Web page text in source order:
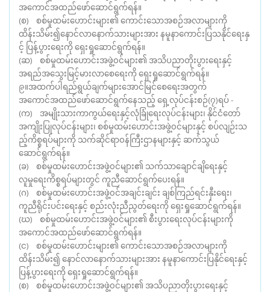
အကောင်အထည်ဖော်ဆောင်ရွက်ရန်။
(စ) စစ်မှုထမ်းဟောင်းများ၏ ကောင်းသောအစဉ်အလာများကို
ထိန်းသိမ်း၍နောင်လာနောက်သားများအား နမူနာကောင်းပြသနိုင်ရေးနှ
င့် ပြန့်ပွားရေးကို ရှေးရှုဆောင်ရွက်ရန်။
(ဆ) စစ်မှုထမ်းဟောင်းအဖွဲ့၀င်များ၏ အသိပညာတိုးပွားရေးနှင့်
အရည်အသွေးမြင့်မားလာစေရေးကို ရှေးရှုဆောင်ရွက်ရန်။
၉။အထက်ပါရည်ရွယ်ချက်များအောင်မြင်စေရေးအတွက်
အကောင်အထည်ဖော်ဆောင်ရွက်နေသည့် ရှေ့လုပ်ငန်းစဉ်(၇)ရပ် -
(က) အမျိုးသားကာကွယ်ရေးနှင့်လုံခြုံရေးလုပ်ငန်းများ၊ နိုင်ငံတော်
အကျိုးပြုလုပ်ငန်းများ၊ စစ်မှုထမ်းဟောင်းအဖွဲ့၀င်များနှင့် စပ်လျဉ်းသ
ည့်ကိစ္စရပ်များကို သက်ဆိုင်ရာ၀န်ကြီးဌာနများနှင့် ဆက်သွယ်
ဆောင်ရွက်ရန်။
(ခ) စစ်မှုထမ်းဟောင်းအဖွဲ့၀င်များ၏ သက်သာချောင်ချိရေးနှင့်
လူမှုရေးကိစ္စရပ်များတွင် ကူညီဆောင်ရွက်ပေးရန်။
(ဂ) စစ်မှုထမ်းဟောင်းအဖွဲ့၀င်အချင်းချင်း ချစ်ကြည်ရင်းနှီးရေး၊
ကူညီရိုင်းပင်းရေးနှင့် စည်းလုံးညီညွတ်ရေးကို ရှေးရှုဆောင်ရွက်ရန်။
(ဃ) စစ်မှုထမ်းဟောင်းအဖွဲ့၀င်များ၏ စီးပွားရေးလုပ်ငန်းများကို
အကောင်အထည်ဖော်ဆောင်ရွက်ရန်။
(င) စစ်မှုထမ်းဟောင်းများ၏ ကောင်းသောအစဉ်အလာများကို
ထိန်းသိမ်း၍ နောင်လာနောက်သားများအား နမူနာကောင်းပြနိုင်ရေးနှင့်
ပြန့်ပွားရေးကို ရှေးရှုဆောင်ရွက်ရန်။
(စ) စစ်မှုထမ်းဟောင်းအဖွဲ့၀င်များ၏ အသိပညာတိုးပွားရေးနှင့်